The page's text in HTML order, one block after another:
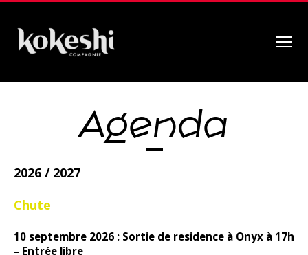
Kokeshi
Agenda
2026 / 2027
Chute
10 septembre 2026 : Sortie de residence à Onyx à 17h
– Entrée libre